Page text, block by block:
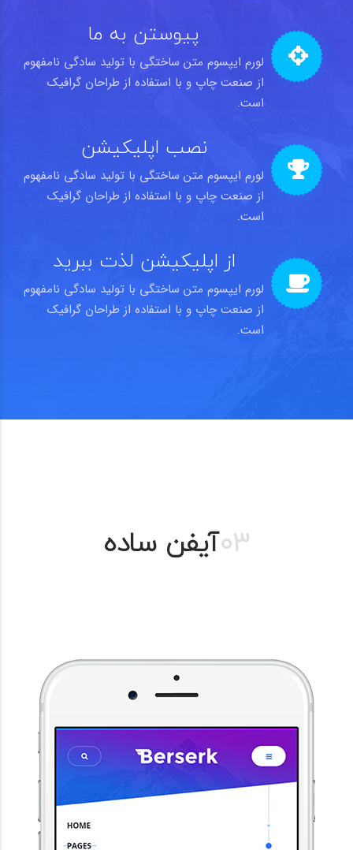
پیوستن به ما
لورم ایپسوم متن ساختگی با تولید سادگی نامفهوم
از صنعت چاپ و با استفاده از طراحان گرافیک
است.
نصب اپلیکیشن
لورم ایپسوم متن ساختگی با تولید سادگی نامفهوم
از صنعت چاپ و با استفاده از طراحان گرافیک
است.
از اپلیکیشن لذت ببرید
لورم ایپسوم متن ساختگی با تولید سادگی نامفهوم
از صنعت چاپ و با استفاده از طراحان گرافیک
است.
03آیفن ساده